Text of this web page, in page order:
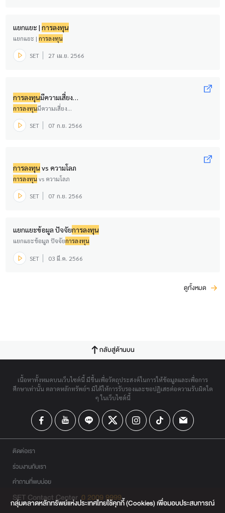
แยกแยะ |การลงทุน
แยกแยะ |การลงทุน
SET 27 เม.ย. 2566
การลงทุนมีความเสี่ยง…
การลงทุนมีความเสี่ยง…
SET 07 ก.ย. 2566
การลงทุนvs ความโลภ
การลงทุนvs ความโลภ
SET 07 ก.ย. 2566
แยกแยะข้อมูล ปัจจัยการลงทุน
แยกแยะข้อมูล ปัจจัยการลงทุน
SET 03 มี.ค. 2566
ดูทั้งหมด
กลับสู่ด้านบน
เนื้อหาทั้งหมดบนเว็บไซต์นี้ มีขึ้นเพื่อวัตถุประสงค์ในการให้ข้อมูลและเพื่อการ
ศึกษาเท่านั้น ตลาดหลักทรัพย์ฯ มิได้ให้การรับรองและขอปฏิเสธต่อความรับผิดใด
ๆ ในเว็บไซต์นี้
ติดต่อเรา
ร่วมงานกับเรา
คำถามที่พบบ่อย
SET Contact Center 0 2009 9999
กลุ่มตลาดหลักทรัพย์แห่งประเทศไทยใช้คุกกี้ (Cookies) เพื่อมอบประสบการณ์